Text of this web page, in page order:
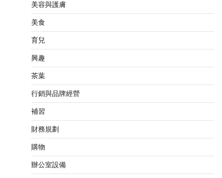
美容與護膚
美食
育兒
興趣
茶葉
行銷與品牌經營
補習
財務規劃
購物
辦公室設備